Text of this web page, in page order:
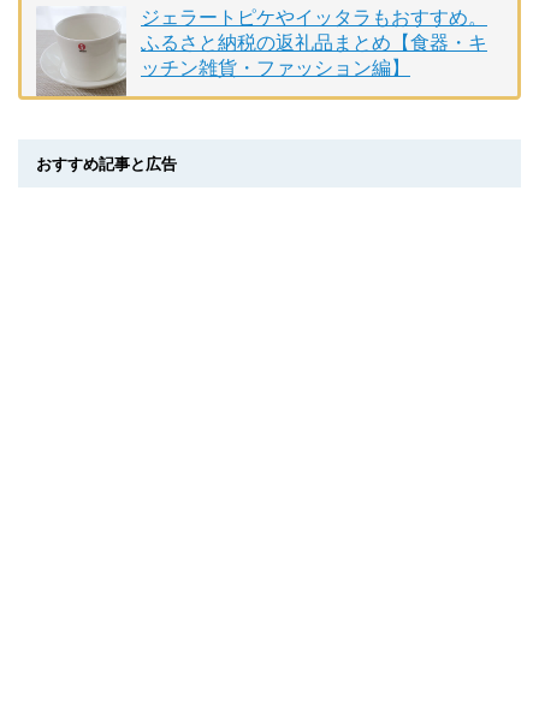
ジェラートピケやイッタラもおすすめ。
ふるさと納税の返礼品まとめ【食器・キ
ッチン雑貨・ファッション編】
おすすめ記事と広告